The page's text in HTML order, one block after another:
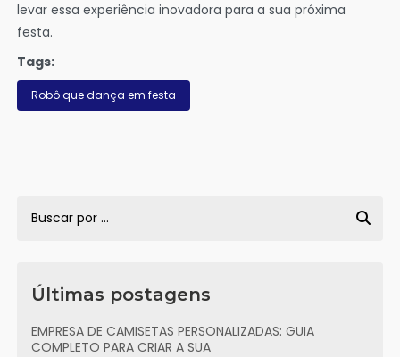
levar essa experiência inovadora para a sua próxima
festa.
Tags:
Robô que dança em festa
Últimas postagens
EMPRESA DE CAMISETAS PERSONALIZADAS: GUIA
COMPLETO PARA CRIAR A SUA